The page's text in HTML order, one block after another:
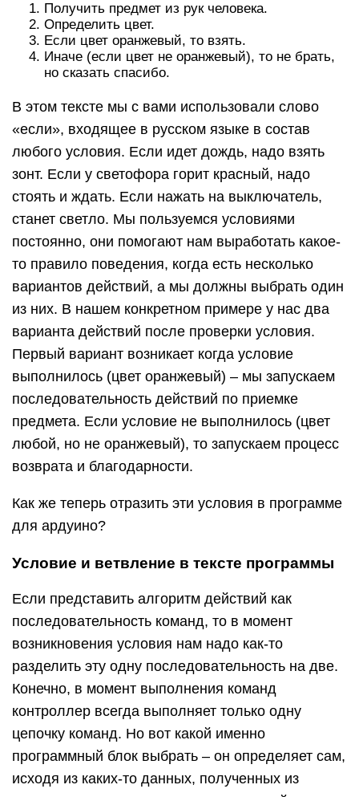
Получить предмет из рук человека.
Определить цвет.
Если цвет оранжевый, то взять.
Иначе (если цвет не оранжевый), то не брать,
но сказать спасибо.
В этом тексте мы с вами использовали слово
«если», входящее в русском языке в состав
любого условия. Если идет дождь, надо взять
зонт. Если у светофора горит красный, надо
стоять и ждать. Если нажать на выключатель,
станет светло. Мы пользуемся условиями
постоянно, они помогают нам выработать какое-
то правило поведения, когда есть несколько
вариантов действий, а мы должны выбрать один
из них. В нашем конкретном примере у нас два
варианта действий после проверки условия.
Первый вариант возникает когда условие
выполнилось (цвет оранжевый) – мы запускаем
последовательность действий по приемке
предмета. Если условие не выполнилось (цвет
любой, но не оранжевый), то запускаем процесс
возврата и благодарности.
Как же теперь отразить эти условия в программе
для ардуино?
Условие и ветвление в тексте программы
Если представить алгоритм действий как
последовательность команд, то в момент
возникновения условия нам надо как-то
разделить эту одну последовательность на две.
Конечно, в момент выполнения команд
контроллер всегда выполняет только одну
цепочку команд. Но вот какой именно
программный блок выбрать – он определяет сам,
исходя из каких-то данных, полученных из